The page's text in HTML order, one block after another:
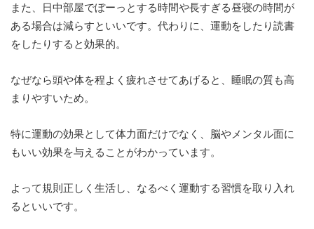
また、日中部屋でぼーっとする時間や長すぎる昼寝の時間が
ある場合は減らすといいです。代わりに、運動をしたり読書
をしたりすると効果的。
なぜなら頭や体を程よく疲れさせてあげると、睡眠の質も高
まりやすいため。
特に運動の効果として体力面だけでなく、脳やメンタル面に
もいい効果を与えることがわかっています。
よって規則正しく生活し、なるべく運動する習慣を取り入れ
るといいです。